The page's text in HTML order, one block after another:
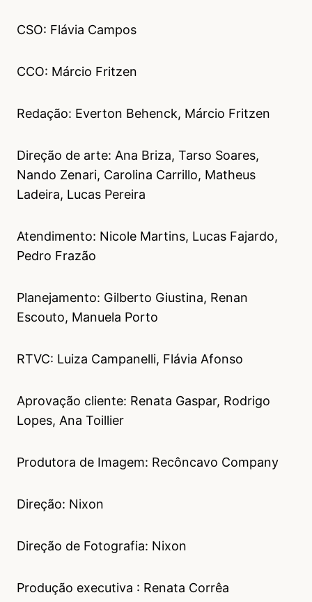
CSO: Flávia Campos
CCO: Márcio Fritzen
Redação: Everton Behenck, Márcio Fritzen
Direção de arte: Ana Briza, Tarso Soares,
Nando Zenari, Carolina Carrillo, Matheus
Ladeira, Lucas Pereira
Atendimento: Nicole Martins, Lucas Fajardo,
Pedro Frazão
Planejamento: Gilberto Giustina, Renan
Escouto, Manuela Porto
RTVC: Luiza Campanelli, Flávia Afonso
Aprovação cliente: Renata Gaspar, Rodrigo
Lopes, Ana Toillier
Produtora de Imagem: Recôncavo Company
Direção: Nixon
Direção de Fotografia: Nixon
Produção executiva : Renata Corrêa